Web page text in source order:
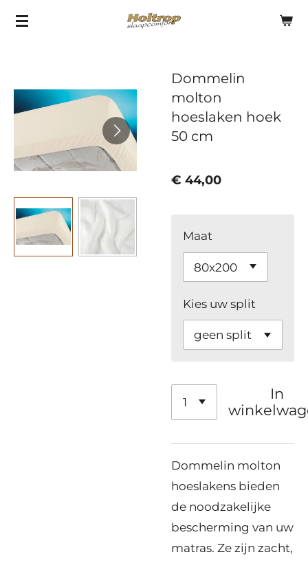
Ga
hoofdinhoud
Dommelin
molton
hoeslaken hoek
50 cm
€ 44,00
Maat
Kies uw split
In
Dommelin molton
hoeslakens bieden
de noodzakelijke
bescherming van uw
matras. Ze zijn zacht,